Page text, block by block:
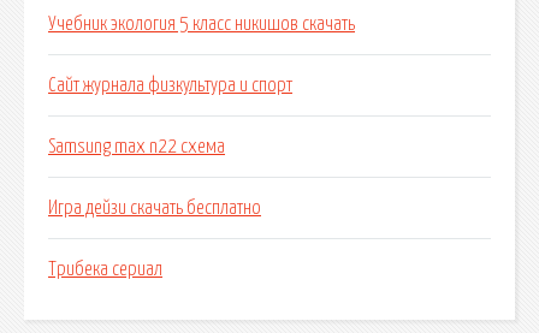
Учебник экология 5 класс никишов скачать
Сайт журнала физкультура и спорт
Samsung max n22 схема
Игра дейзи скачать бесплатно
Трибека сериал